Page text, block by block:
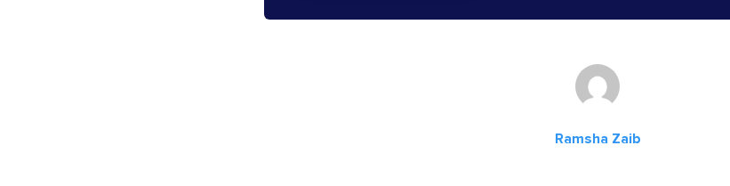
Ramsha Zaib